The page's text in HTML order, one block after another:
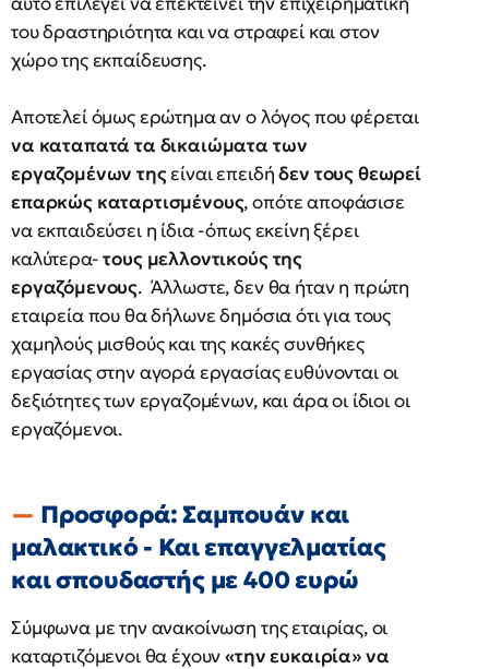
του δραστηριότητα και να στραφεί και στον
χώρο της εκπαίδευσης.
Αποτελεί όμως ερώτημα αν ο λόγος που φέρεται
να καταπατά τα δικαιώματα των
εργαζομένων τηςείναι επειδήδεν τους θεωρεί
επαρκώς καταρτισμένους, οπότε αποφάσισε
να εκπαιδεύσει η ίδια -όπως εκείνη ξέρει
καλύτερα-τους μελλοντικούς της
εργαζόμενους. Άλλωστε, δεν θα ήταν η πρώτη
εταιρεία που θα δήλωνε δημόσια ότι για τους
χαμηλούς μισθούς και της κακές συνθήκες
εργασίας στην αγορά εργασίας ευθύνονται οι
δεξιότητες των εργαζομένων, και άρα οι ίδιοι οι
εργαζόμενοι.
Προσφορά: Σαμπουάν και
μαλακτικό - Και επαγγελματίας
και σπουδαστής με 400 ευρώ
Σύμφωνα με την ανακοίνωση της εταιρίας, οι
καταρτιζόμενοι θα έχουν«την ευκαιρία» να